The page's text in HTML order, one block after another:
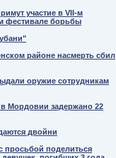
участие в VII-м
фестивале борьбы
районе насмерть сбил
оружие сотрудникам
Мордовии задержано 22
двойни
просьбой поделиться